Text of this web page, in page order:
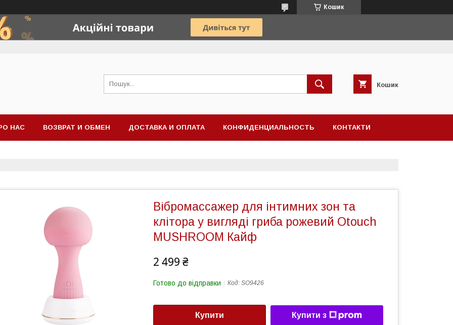
Кошик
Кошик
НАС ВОЗВРАТ И ОБМЕН ДОСТАВКА И ОПЛАТА КОНФИДЕНЦИАЛЬНОСТЬ КОНТАКТИ
Вібромассажер для інтимних зон та
клітора у вигляді гриба рожевий Otouch
MUSHROOM Кайф
2 499 ₴
Готово до відправки Код: SO9426
Купити Купити з